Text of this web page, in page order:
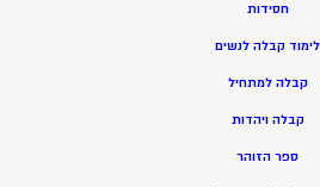
חסידות
לימוד קבלה לנשים
קבלה למתחיל
קבלה ויהדות
ספר הזוהר